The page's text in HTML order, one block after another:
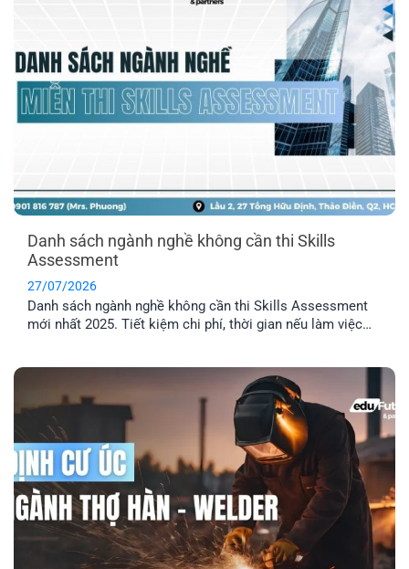
Danh sách ngành nghề không cần thi Skills
Assessment
27/07/2026
Danh sách ngành nghề không cần thi Skills Assessment
mới nhất 2025. Tiết kiệm chi phí, thời gian nếu làm việc